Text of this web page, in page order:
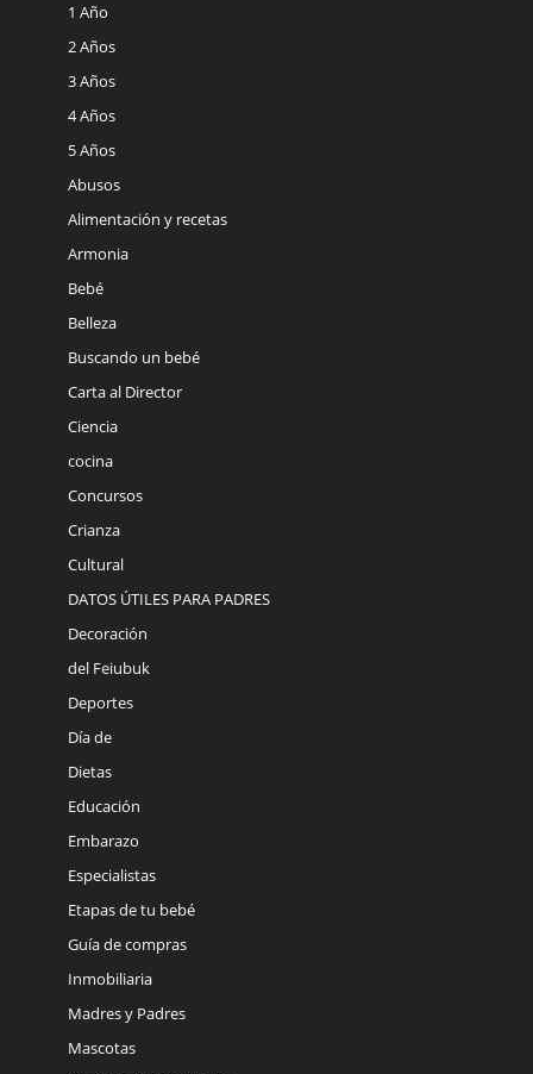
1 Año
2 Años
3 Años
4 Años
5 Años
Abusos
Alimentación y recetas
Armonia
Bebé
Belleza
Buscando un bebé
Carta al Director
Ciencia
cocina
Concursos
Crianza
Cultural
DATOS ÚTILES PARA PADRES
Decoración
del Feiubuk
Deportes
Día de
Dietas
Educación
Embarazo
Especialistas
Etapas de tu bebé
Guía de compras
Inmobiliaria
Madres y Padres
Mascotas